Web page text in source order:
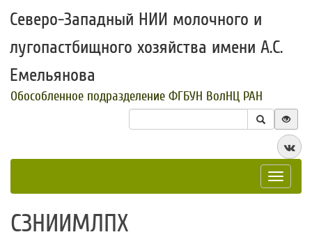
Северо-Западный НИИ молочного и
лугопастбищного хозяйства имени А.С.
Емельянова
Обособленное подразделение ФГБУН ВолНЦ РАН
Toggle
СЗНИИМЛПХ